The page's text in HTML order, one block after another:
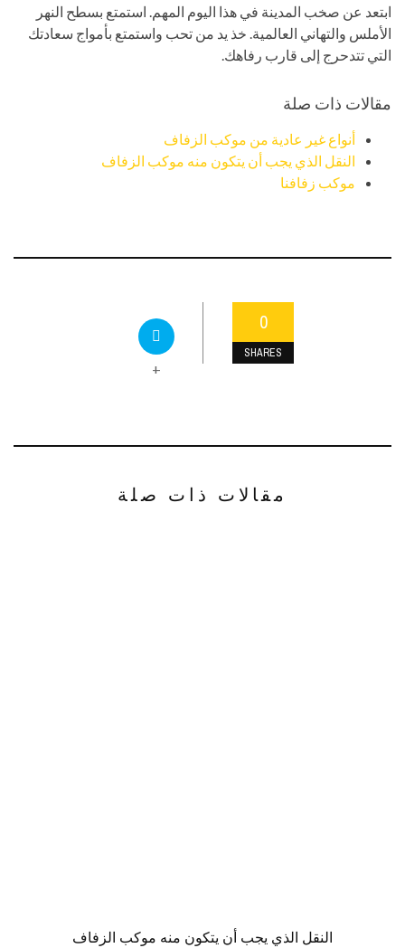
ابتعد عن صخب المدينة في هذا اليوم المهم. استمتع بسطح النهر
الأملس والتهاني العالمية. خذ يد من تحب واستمتع بأمواج سعادتك
التي تتدحرج إلى قارب رفاهك.
مقالات ذات صلة
أنواع غير عادية من موكب الزفاف
النقل الذي يجب أن يتكون منه موكب الزفاف
موكب زفافنا
0
SHARES
+
مقالات ذات صلة
النقل الذي يجب أن يتكون منه موكب الزفاف